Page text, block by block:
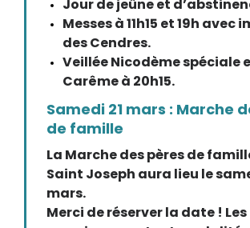
Jour de jeûne et
Messes à 11h15 et 19h avec
des Cendres.
Veillée Nicodème spéciale
Carême à 20h15.
Samedi 21 mars : Marche
de famille
La Marche des pères de
Saint Joseph aura lieu le
mars.
Merci de réserver la date ! Les